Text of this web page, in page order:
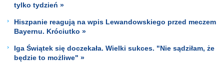
tylko tydzień »
Hiszpanie reagują na wpis Lewandowskiego przed meczem
Bayernu. Króciutko »
Iga Świątek się doczekała. Wielki sukces. "Nie sądziłam, że
będzie to możliwe" »